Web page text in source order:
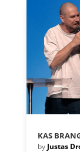
KAS
by Justas